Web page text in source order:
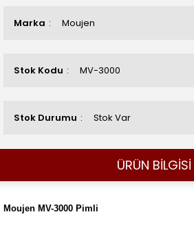
Marka Moujen
Stok Kodu MV-3000
Stok Durumu Stok Var
ÜRÜN BİLGİSİ
Moujen MV-3000 Pimli